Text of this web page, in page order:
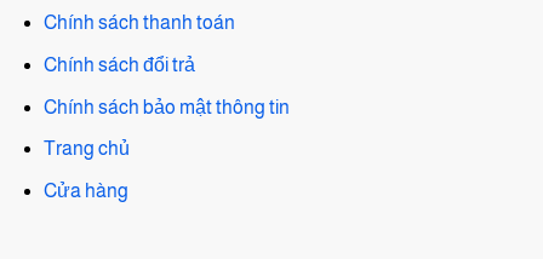
Chính sách thanh toán
Chính sách đổi trả
Chính sách bảo mật thông tin
Trang chủ
Cửa hàng